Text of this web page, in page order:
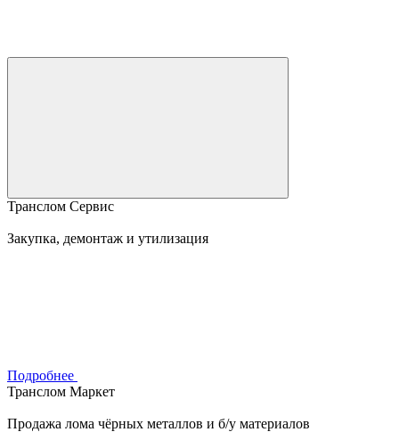
Транслом Сервис
Закупка, демонтаж и утилизация
Подробнее
Транслом Маркет
Продажа лома чёрных металлов и б/у материалов